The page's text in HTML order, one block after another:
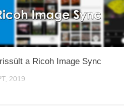
a Ricoh Image Sync
2019